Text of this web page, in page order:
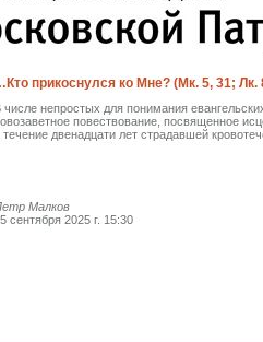
прикоснулся ко Мне? (Мк. 5, 31; Лк.
числе непростых для понимания
повествование, посвященное
течение двенадцати лет страдавшей
Малков
сентября 2025 г. 15:30